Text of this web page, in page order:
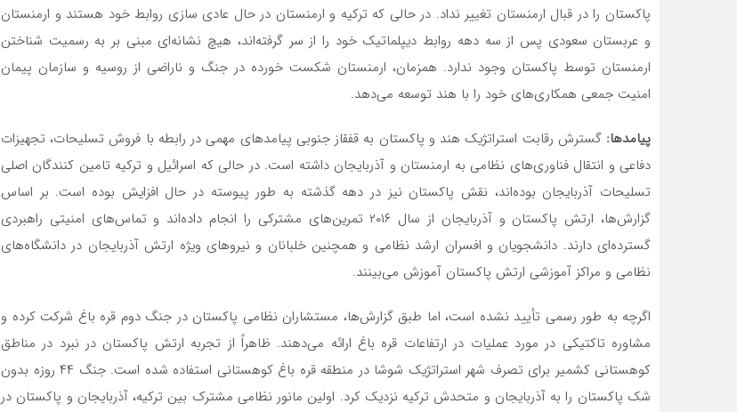
پاکستان را در قبال ارمنستان تغییر نداد. در حالی که ترکیه و ارمنستان در حال عادی سازی روابط خود هستند و ارمنستان
و عربستان سعودی پس از سه دهه روابط دیپلماتیک خود را از سر گرفته‌اند، هیچ نشانه‌ای مبنی بر به رسمیت شناختن
ارمنستان توسط پاکستان وجود ندارد. همزمان، ارمنستان شکست خورده در جنگ و ناراضی از روسیه و سازمان پیمان
امنیت جمعی همکاری‌های خود را با هند توسعه‌ می‌دهد.
پیامدها: گسترش رقابت استراتژیک هند و پاکستان به قفقاز جنوبی پیامدهای مهمی در رابطه با فروش تسلیحات، تجهیزات
دفاعی و انتقال فناوری‌های نظامی به ارمنستان و آذربایجان داشته است. در حالی که اسرائیل و ترکیه تامین کنندگان اصلی
تسلیحات آذربایجان بوده‌اند، نقش پاکستان نیز در دهه گذشته به طور پیوسته در حال افزایش بوده است. بر اساس
گزارش‌ها، ارتش پاکستان و آذربایجان از سال ۲۰۱۶ تمرین‌های مشترکی را انجام داده‌اند و تماس‌های امنیتی راهبردی
گسترده‌ای دارند. دانشجویان و افسران ارشد نظامی و همچنین خلبانان و نیروهای ویژه ارتش آذربایجان در دانشگاه‌های
نظامی و مراکز آموزشی ارتش پاکستان آموزش‌ می‌بینند.
اگرچه به طور رسمی تأیید نشده است، اما طبق گزارش‌ها، مستشاران نظامی پاکستان در جنگ دوم قره باغ شرکت کرده و
مشاوره تاکتیکی در مورد عملیات در ارتفاعات قره باغ ارائه‌ می‌دهند. ظاهراً از تجربه ارتش پاکستان در نبرد در مناطق
کوهستانی کشمیر برای تصرف شهر استراتژیک شوشا در منطقه قره باغ کوهستانی استفاده شده است. جنگ ۴۴ روزه بدون
شک پاکستان را به آذربایجان و متحدش ترکیه نزدیک کرد. اولین مانور نظامی مشترک بین ترکیه، آذربایجان و پاکستان در